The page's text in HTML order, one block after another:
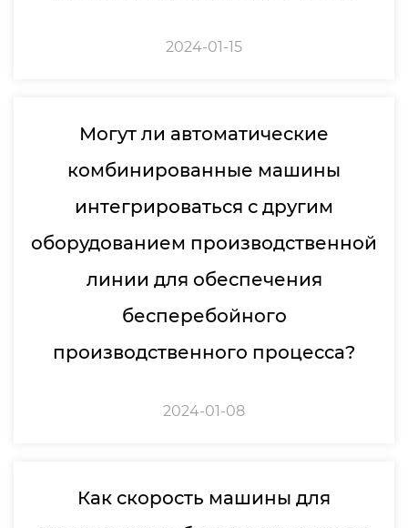
2024-01-15
Могут ли автоматические
комбинированные машины
интегрироваться с другим
оборудованием производственной
линии для обеспечения
бесперебойного
производственного процесса?
2024-01-08
Как скорость машины для